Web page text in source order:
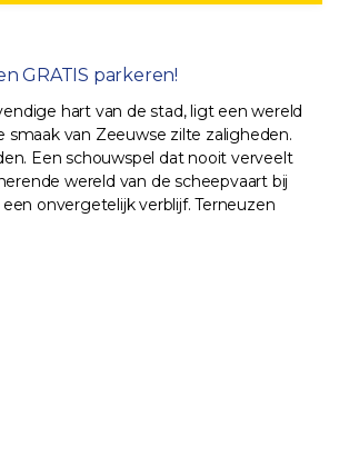
GRATIS parkeren!
hart van de stad, ligt een wereld
van Zeeuwse zilte zaligheden.
Een schouwspel dat nooit verveelt
wereld van de scheepvaart bij
onvergetelijk verblijf. Terneuzen